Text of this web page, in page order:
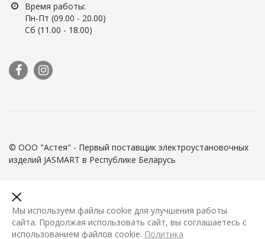
Время работы:
Пн-Пт (09.00 - 20.00)
Сб (11.00 - 18.00)
© ООО "Астея" - Первый поставщик электроустановочных
изделий JASMART в Республике Беларусь
Мы используем файлы cookie для улучшения работы
сайта. Продолжая использовать сайт, вы соглашаетесь с
использованием файлов cookie. Политика